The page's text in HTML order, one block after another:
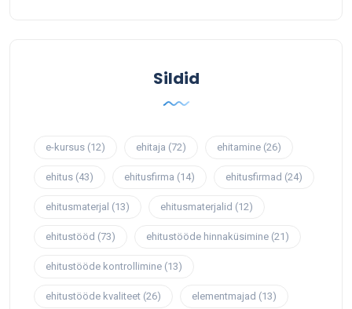
Sildid
e-kursus (12) ehitaja (72) ehitamine (26)
ehitus (43) ehitusfirma (14) ehitusfirmad (24)
ehitusmaterjal (13) ehitusmaterjalid (12)
ehitustööd (73) ehitustööde hinnaküsimine (21)
ehitustööde kontrollimine (13)
ehitustööde kvaliteet (26) elementmajad (13)